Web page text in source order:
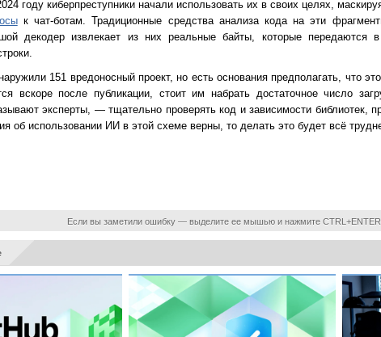
году киберпреступники начали использовать их в своих целях,
к чат-ботам. Традиционные средства анализа кода на эти
декодер извлекает из них реальные байты, которые передаются
151 вредоносный проект, но есть основания предполагать, что
вскоре после публикации, стоит им набрать достаточное число
эксперты, — тщательно проверять код и зависимости библиотек,
об использовании ИИ в этой схеме верны, то делать это будет всё
Если вы заметили ошибку — выделите ее мышью и нажмите CTRL+ENTER.